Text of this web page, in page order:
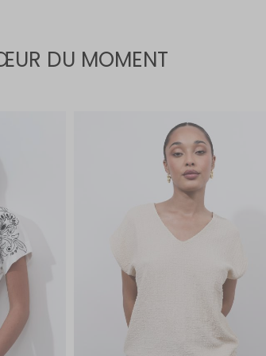
DU MOMENT